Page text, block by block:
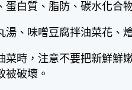
蛋白質、脂防、碳水化合
湯、味噌豆腐拌油菜花、
菜時，注意不要把新鮮鮮
被破壞。